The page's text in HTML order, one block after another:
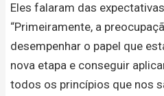
Eles falaram das
“Primeiramente, a
desempenhar o papel que
nova etapa e conseguir
todos os princípios que nos